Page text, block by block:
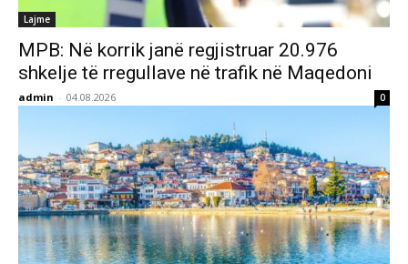
Lajme
MPB: Në korrik janë regjistruar 20.976
shkelje të rregullave në trafik në Maqedoni
admin - 04.08.2026 0